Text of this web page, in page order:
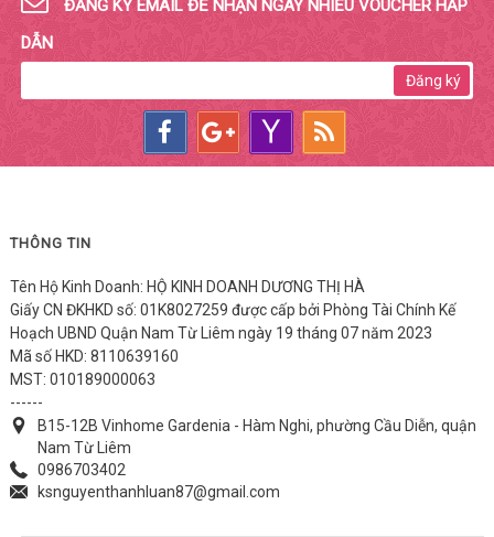
ĐĂNG KÝ EMAIL ĐỂ NHẬN NGAY NHIỀU VOUCHER HẤP
DẪN
Đăng ký
THÔNG TIN
Tên Hộ Kinh Doanh: HỘ KINH DOANH DƯƠNG THỊ HÀ
Giấy CN ĐKHKD số: 01K8027259 được cấp bởi Phòng Tài Chính Kế
Hoạch UBND Quận Nam Từ Liêm ngày 19 tháng 07 năm 2023
Mã số HKD: 8110639160
MST: 010189000063
------
B15-12B Vinhome Gardenia - Hàm Nghi, phường Cầu Diễn, quận
Nam Từ Liêm
0986703402
ksnguyenthanhluan87@gmail.com